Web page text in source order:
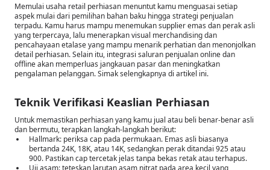
Memulai usaha retail perhiasan menuntut kamu menguasai setiap
aspek mulai dari pemilihan bahan baku hingga strategi penjualan
terpadu. Kamu harus mampu menemukan supplier emas dan perak asli
yang terpercaya, lalu menerapkan visual merchandising dan
pencahayaan etalase yang mampu menarik perhatian dan menonjolkan
detail perhiasan. Selain itu, integrasi saluran penjualan online dan
offline akan memperluas jangkauan pasar dan meningkatkan
pengalaman pelanggan. Simak selengkapnya di artikel ini.
Teknik Verifikasi Keaslian Perhiasan
Untuk memastikan perhiasan yang kamu jual atau beli benar-benar asli
dan bermutu, terapkan langkah-langkah berikut:
Hallmark: periksa cap pada permukaan. Emas asli biasanya
bertanda 24K, 18K, atau 14K, sedangkan perak ditandai 925 atau
900. Pastikan cap tercetak jelas tanpa bekas retak atau terhapus.